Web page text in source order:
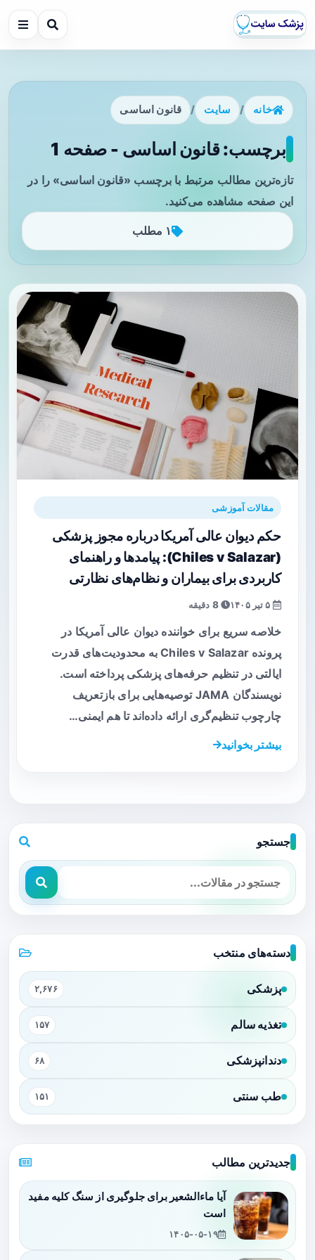
خانه / سایت / قانون اساسی
برچسب: قانون اساسی - صفحه 1
تازه‌ترین مطالب مرتبط با برچسب «قانون اساسی» را در
این صفحه مشاهده می‌کنید.
۱ مطلب
مقالات آموزشی
حکم دیوان عالی آمریکا درباره مجوز پزشکی
(Chiles v Salazar): پیامدها و راهنمای
کاربردی برای بیماران و نظام‌های نظارتی
8 دقیقه
خلاصه سریع برای خواننده دیوان عالی آمریکا در
پرونده Chiles v Salazar به محدودیت‌های قدرت
ایالتی در تنظیم حرفه‌های پزشکی پرداخته است.
نویسندگان JAMA توصیه‌هایی برای بازتعریف
چارچوب تنظیم‌گری ارائه داده‌اند تا هم ایمنی…
بیشتر بخوانید
جستجو
دسته‌های منتخب
پزشکی ۲,۶۷۶
تغذیه سالم ۱۵۷
دندانپزشکی ۶۸
طب سنتی ۱۵۱
جدیدترین مطالب
آیا ماءالشعیر برای جلوگیری از سنگ کلیه مفید
است
۱۴۰۵-۰۵-۱۹